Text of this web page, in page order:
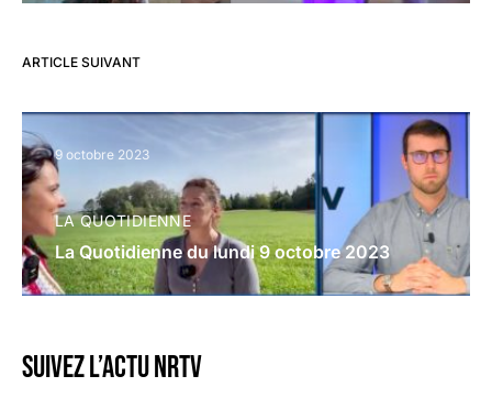
ARTICLE SUIVANT
9 octobre 2023
LA QUOTIDIENNE
La Quotidienne du lundi 9 octobre 2023
Suivez l’actu NRTV